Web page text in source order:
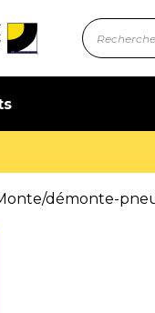
démonte-